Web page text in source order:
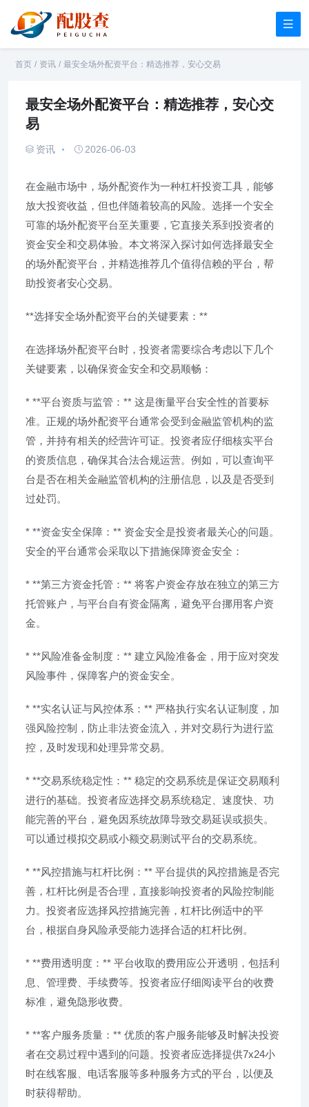
首页 / 资讯 / 最安全场外配资平台：精选推荐，安心交易
最安全场外配资平台：精选推荐，安心交
易
资讯 2026-06-03
在金融市场中，场外配资作为一种杠杆投资工具，能够
放大投资收益，但也伴随着较高的风险。选择一个安全
可靠的场外配资平台至关重要，它直接关系到投资者的
资金安全和交易体验。本文将深入探讨如何选择最安全
的场外配资平台，并精选推荐几个值得信赖的平台，帮
助投资者安心交易。
**选择安全场外配资平台的关键要素：**
在选择场外配资平台时，投资者需要综合考虑以下几个
关键要素，以确保资金安全和交易顺畅：
* **平台资质与监管：** 这是衡量平台安全性的首要标
准。正规的场外配资平台通常会受到金融监管机构的监
管，并持有相关的经营许可证。投资者应仔细核实平台
的资质信息，确保其合法合规运营。例如，可以查询平
台是否在相关金融监管机构的注册信息，以及是否受到
过处罚。
* **资金安全保障：** 资金安全是投资者最关心的问题。
安全的平台通常会采取以下措施保障资金安全：
* **第三方资金托管：** 将客户资金存放在独立的第三方
托管账户，与平台自有资金隔离，避免平台挪用客户资
金。
* **风险准备金制度：** 建立风险准备金，用于应对突发
风险事件，保障客户的资金安全。
* **实名认证与风控体系：** 严格执行实名认证制度，加
强风险控制，防止非法资金流入，并对交易行为进行监
控，及时发现和处理异常交易。
* **交易系统稳定性：** 稳定的交易系统是保证交易顺利
进行的基础。投资者应选择交易系统稳定、速度快、功
能完善的平台，避免因系统故障导致交易延误或损失。
可以通过模拟交易或小额交易测试平台的交易系统。
* **风控措施与杠杆比例：** 平台提供的风控措施是否完
善，杠杆比例是否合理，直接影响投资者的风险控制能
力。投资者应选择风控措施完善，杠杆比例适中的平
台，根据自身风险承受能力选择合适的杠杆比例。
* **费用透明度：** 平台收取的费用应公开透明，包括利
息、管理费、手续费等。投资者应仔细阅读平台的收费
标准，避免隐形收费。
* **客户服务质量：** 优质的客户服务能够及时解决投资
者在交易过程中遇到的问题。投资者应选择提供7x24小
时在线客服、电话客服等多种服务方式的平台，以便及
时获得帮助。